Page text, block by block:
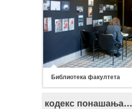
Библиотека факултета
кодекс понашања…